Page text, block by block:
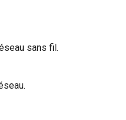
sans fil.